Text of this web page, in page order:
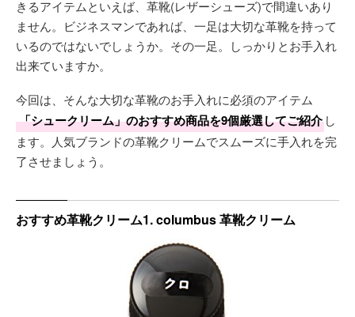
きるアイテムといえば、革靴(レザーシューズ)で間違いあり
ません。ビジネスマンであれば、一足は大切な革靴を持って
いるのではないでしょうか。その一足。しっかりとお手入れ
出来ていますか。
今回は、そんな大切な革靴のお手入れに必須のアイテム
「シュークリーム」のおすすめ商品を9個厳選してご紹介 し
ます。人気ブランドの革靴クリームでスムーズに手入れを完
了させましょう。
おすすめ革靴クリーム1. columbus 革靴クリーム